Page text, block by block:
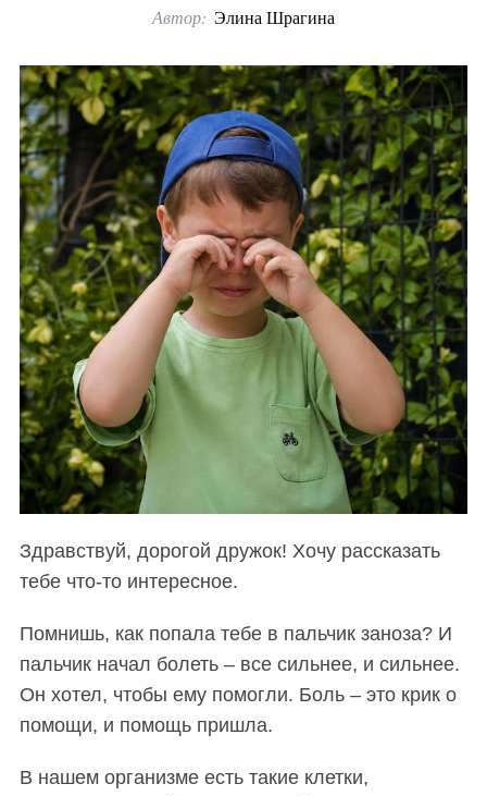
:
Автор: Элина Шрагина
Здравствуй, дорогой дружок! Хочу рассказать
тебе что-то интересное.
Помнишь, как попала тебе в пальчик заноза? И
пальчик начал болеть – все сильнее, и сильнее.
Он хотел, чтобы ему помогли. Боль – это крик о
помощи, и помощь пришла.
В нашем организме есть такие клетки,